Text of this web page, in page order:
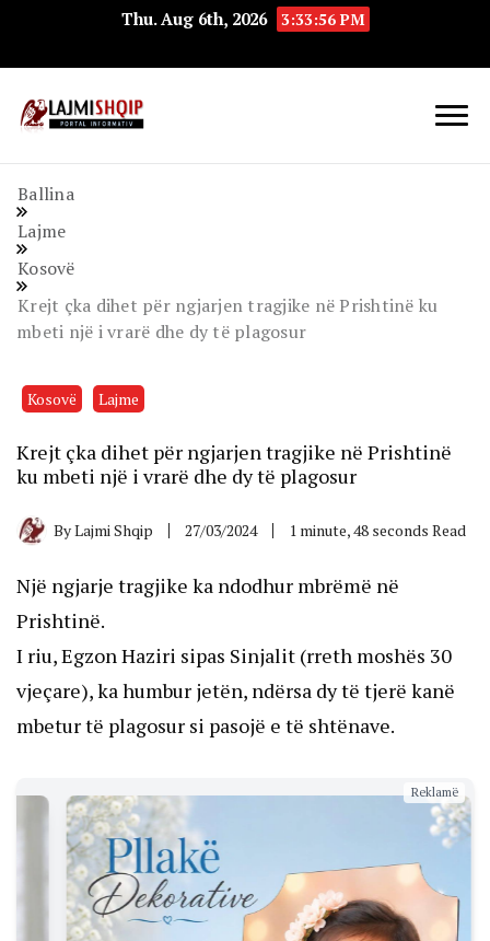
Thu. Aug 6th, 2026 3:33:56 PM
Ballina
Lajme
Kosovë
Krejt çka dihet për ngjarjen tragjike në Prishtinë ku
mbeti një i vrarë dhe dy të plagosur
Kosovë Lajme
Krejt çka dihet për ngjarjen tragjike në Prishtinë
ku mbeti një i vrarë dhe dy të plagosur
ByLajmi Shqip 27/03/2024 1 minute, 48 seconds Read
Një ngjarje tragjike ka ndodhur mbrëmë në
Prishtinë.
I riu, Egzon Haziri sipas Sinjalit (rreth moshës 30
vjeçare), ka humbur jetën, ndërsa dy të tjerë kanë
mbetur të plagosur si pasojë e të shtënave.
Reklamë